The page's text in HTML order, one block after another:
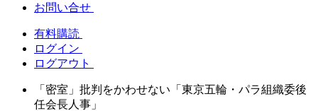
お問い合せ
有料購読
ログイン
ログアウト
「密室」批判をかわせない「東京五輪・パラ組織委後
任会長人事」